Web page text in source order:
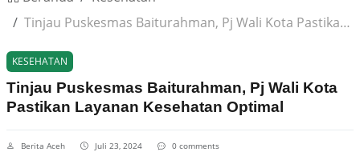
Tinjau Puskesmas Baiturahman, Pj Wali Kota Pastikan Layanan Kesehatan Optimal
KESEHATAN
Tinjau Puskesmas Baiturahman, Pj Wali Kota
Pastikan Layanan Kesehatan Optimal
Berita Aceh Juli 23, 2024 0 comments